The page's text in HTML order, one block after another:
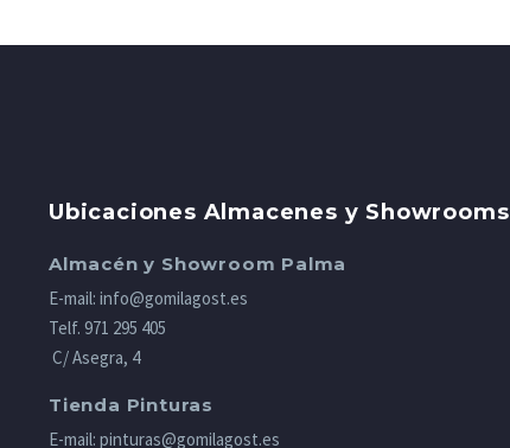
Ubicaciones Almacenes y Showrooms
Almacén y Showroom Palma
E-mail: info@gomilagost.es
Telf. 971 295 405
C/ Asegra, 4
Tienda Pinturas
E-mail: pinturas@gomilagost.es